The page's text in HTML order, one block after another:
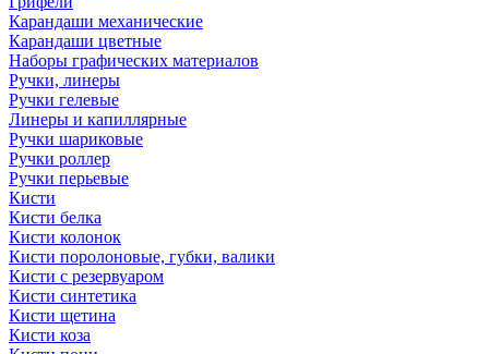
Карандаши механические
Карандаши цветные
Наборы графических материалов
Ручки, линеры
Ручки гелевые
Линеры и капиллярные
Ручки шариковые
Ручки роллер
Ручки перьевые
Кисти
Кисти белка
Кисти колонок
Кисти поролоновые, губки, валики
Кисти с резервуаром
Кисти синтетика
Кисти щетина
Кисти коза